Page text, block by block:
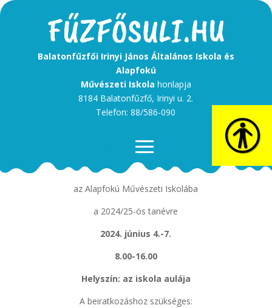
Balatonfűzfői Irinyi János Általános Iskola és
Alapfokú
Művészeti Iskola honlapja
8184 Balatonfűzfő, Irinyi u. 2.
Telefon: 88/586-090
Beiratkozás
az Alapfokú Művészeti Iskolába
a 2024/25-ös tanévre
2024. június 4.-7.
8.00-16.00
Helyszín: az iskola aulája
A beiratkozáshoz szükséges: